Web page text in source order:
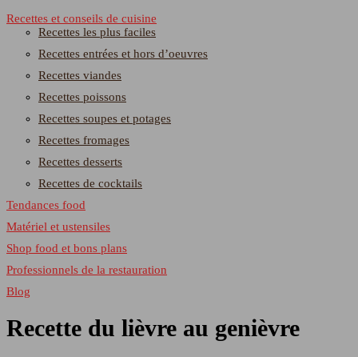
Recettes et conseils de cuisine
Recettes les plus faciles
Recettes entrées et hors d’oeuvres
Recettes viandes
Recettes poissons
Recettes soupes et potages
Recettes fromages
Recettes desserts
Recettes de cocktails
Tendances food
Matériel et ustensiles
Shop food et bons plans
Professionnels de la restauration
Blog
Recette du lièvre au genièvre